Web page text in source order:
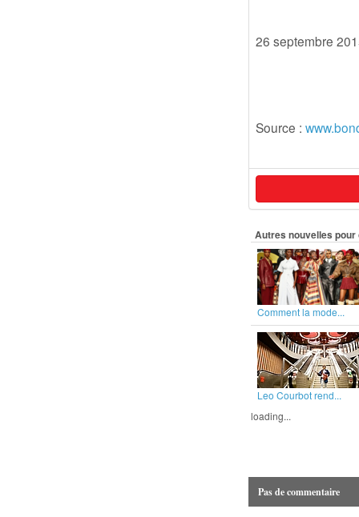
26 septembre
Source :
Autres nouvelles
Comment la mode...
Leo Courbot rend...
loading...
Pas de commentaire